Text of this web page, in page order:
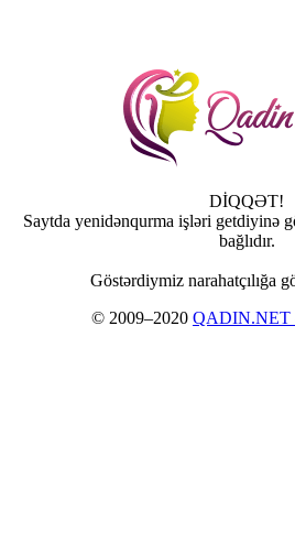
DİQQƏT!
Saytda yenidənqurma işləri getdiyinə
bağlıdır.
Göstərdiymiz narahatçılığa
© 2009–2020 QADIN.NET